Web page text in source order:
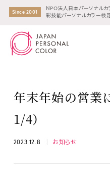
Since 2001
NPO法人日本パーソナル
彩技能パーソナルカラー検
年末年始の営業
1/4）
2023.12.8 お知らせ